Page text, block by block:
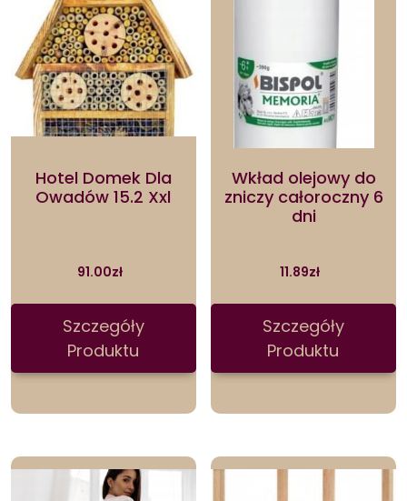
Hotel Domek Dla
Owadów 15.2 Xxl
91.00zł
Szczegóły
Produktu
Wkład olejowy do
zniczy całoroczny 6
dni
11.89zł
Szczegóły
Produktu